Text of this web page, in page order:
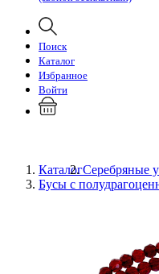
Поиск
Каталог
Избранное
Войти
КаталогСеребряные
Бусы с